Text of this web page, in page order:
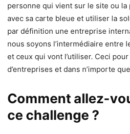
personne qui vient sur le site ou
avec sa carte bleue et utiliser la
par définition une entreprise
nous soyons l’intermédiaire entre
et ceux qui vont l’utiliser. Ceci
d’entreprises et dans n’importe
Comment allez-
ce challenge ?